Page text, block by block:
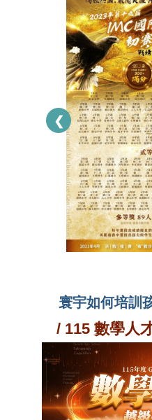
❮
寰宇如何培訓
/ 115 數學人